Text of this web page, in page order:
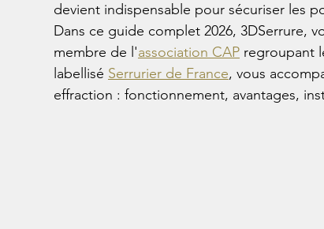
devient indispensable pour sécuriser les
Dans ce guide complet 2026, 3DSerrure,
membre de l'association CAP regroupant
labellisé Serrurier de France, vous
effraction : fonctionnement, avantages,